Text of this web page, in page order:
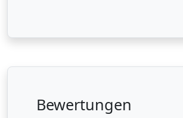
Bewertungen